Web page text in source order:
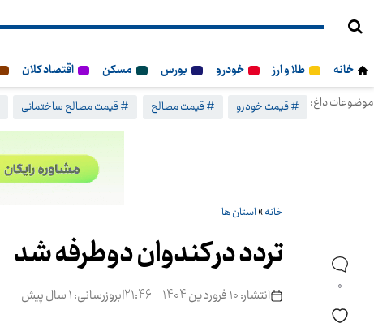
خانه طلا و ارز خودرو بورس مسکن اقتصاد کلان
موضوعات داغ:
# قیمت خودرو # قیمت مصالح # قیمت مصالح ساختمانی
0
خانه» استان ها
تردد در کندوان دوطرفه شد
انتشار: 10 فروردین 1404 - 21:46 |بروزرسانی: 1 سال پیش